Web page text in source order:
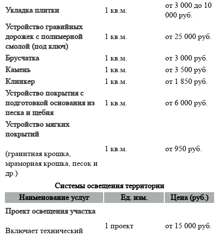
Укладка плитки 1 кв.м.
от 3 000 до 10
000 руб.
Устройство гравийных
дорожек с полимерной
смолой (под ключ)
1 кв.м. от 25 000 руб.
Брусчатка 1 кв.м.
от 3 000 руб.
Камень
1 кв.м.
от 3 500 руб.
Клинкер
1 кв.м.
от 1 850 руб.
Устройство покрытия с
подготовкой основания из
песка и щебня
1 кв.м. от 6 000 руб.
Устройство мягких
покрытий
(гранитная крошка,
мраморная крошка, песок и
др.)
1 кв.м. от 950 руб.
Системы освещения территории
Наименование услуг
Ед. изм.
Цена (руб.)
Проект освещения участка
Включает технический
1 проект от 15 000 руб.